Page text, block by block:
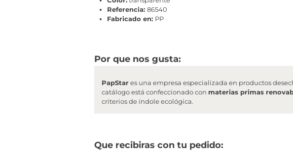
Referencia: 86540
Fabricado en: PP
Por que nos gusta:
PapStares una empresa especializada en productos
catálogo está confeccionado con materias primas
criterios de índole ecológica.
Que recibiras con tu pedido: